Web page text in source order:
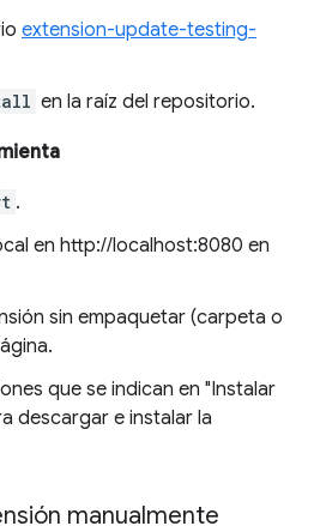
extension-update-testing-
en la raíz del repositorio.
.
en http://localhost:8080 en
sin empaquetar (carpeta o
que se indican en "Instalar
descargar e instalar la
manualmente